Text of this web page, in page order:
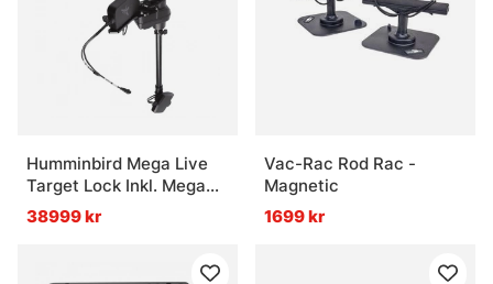
Humminbird Mega Live
Target Lock Inkl. Mega
Live Givare
38999 kr
Vac-Rac Rod Rac -
Magnetic
1699 kr